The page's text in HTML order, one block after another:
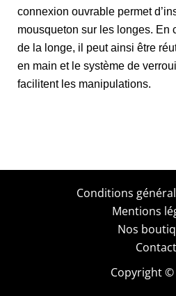
connexion ouvrable permet
mousqueton sur les longes. En
de la longe, il peut ainsi être
en main et le système de
facilitent les manipulations.
Conditions
Mentions
Nos
Contact
Copyright ©